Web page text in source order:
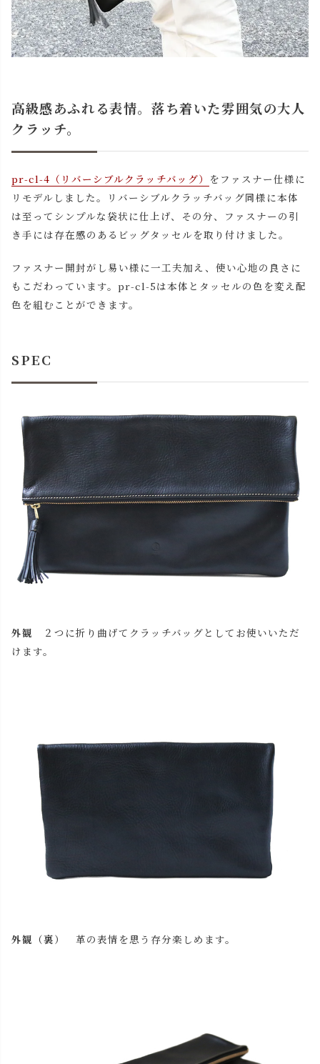
高級感あふれる表情。落ち着いた雰囲気の大人
クラッチ。
pr-cl-4（リバーシブルクラッチバッグ） をファスナー仕様に
リモデルしました。リバーシブルクラッチバッグ同様に本体
は至ってシンプルな袋状に仕上げ、その分、ファスナーの引
き手には存在感のあるビッグタッセルを取り付けました。
ファスナー開封がし易い様に一工夫加え、使い心地の良さに
もこだわっています。pr-cl-5は本体とタッセルの色を変え配
色を組むことができます。
SPEC
外観 ２つに折り曲げてクラッチバッグとしてお使いいただ
けます。
外観（裏） 革の表情を思う存分楽しめます。